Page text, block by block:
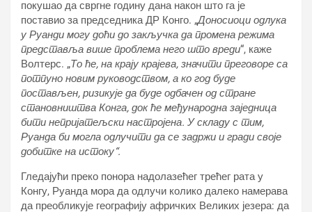
покушао да свргне годину дана након што га је
поставио за председника ДР Конго. „Доносиоци одлука
у Руанди могу доћи до закључка да промена режима
представља више проблема него што вреди“, каже
Волтерс. „То ће, на крају крајева, значити преговоре са
потпуно новим руководством, а ко год буде
постављен, ризикује да буде одбачен од стране
становништва Конга, док ће међународна заједница
бити непријатељски настројена. У складу с тим,
Руанда би могла одлучити да се задржи и гради своје
добитке на истоку“.
Гледајући преко понора надолазећег трећег рата у
Конгу, Руанда мора да одлучи колико далеко намерава
да преобликује географију афричких Великих језера: да